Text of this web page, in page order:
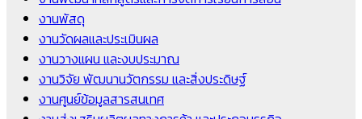
งานพัสดุ
งานวัดผลและประเมินผล
งานวางแผน และงบประมาณ
งานวิจัย พัฒนานวัตกรรม และสิ่งประดิษฐ์
งานศูนย์ข้อมูลสารสนเทศ